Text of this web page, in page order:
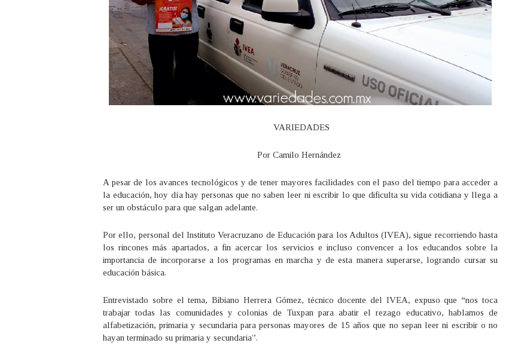
VARIEDADES
Por Camilo Hernández
A pesar de los avances tecnológicos y de tener mayores facilidades con el paso del tiempo para acceder a
la educación, hoy día hay personas que no saben leer ni escribir lo que dificulta su vida cotidiana y llega a
ser un obstáculo para que salgan adelante.
Por ello, personal del Instituto Veracruzano de Educación para los Adultos (IVEA), sigue recorriendo hasta
los rincones más apartados, a fin acercar los servicios e incluso convencer a los educandos sobre la
importancia de incorporarse a los programas en marcha y de esta manera superarse, logrando cursar su
educación básica.
Entrevistado sobre el tema, Bibiano Herrera Gómez, técnico docente del IVEA, expuso que “nos toca
trabajar todas las comunidades y colonias de Tuxpan para abatir el rezago educativo, hablamos de
alfabetización, primaria y secundaria para personas mayores de 15 años que no sepan leer ni escribir o no
hayan terminado su primaria y secundaria”.